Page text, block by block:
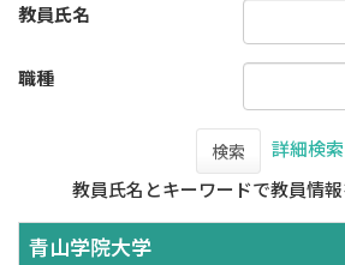
教員氏名
職種
検索
詳細検索
教員氏名とキーワードで教員情報
青山学院大学